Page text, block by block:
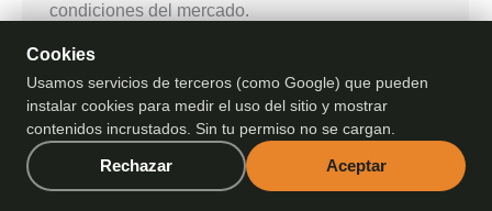
condiciones del mercado.
La Tienda del Baño | Todos los derechos reservados | Comercial
Ferrer 2005 S.L. |
Política de Privacidad |Aviso Legal
Cookies
Usamos servicios de terceros (como Google) que pueden
instalar cookies para medir el uso del sitio y mostrar
contenidos incrustados. Sin tu permiso no se cargan.
Rechazar Aceptar